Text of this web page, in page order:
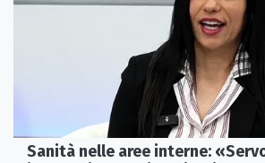
Sanità nelle aree interne: